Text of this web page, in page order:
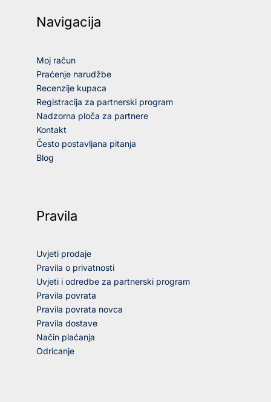
Navigacija
Moj račun
Praćenje narudžbe
Recenzije kupaca
Registracija za partnerski program
Nadzorna ploča za partnere
Kontakt
Često postavljana pitanja
Blog
Pravila
Uvjeti prodaje
Pravila o privatnosti
Uvjeti i odredbe za partnerski program
Pravila povrata
Pravila povrata novca
Pravila dostave
Način plaćanja
Odricanje